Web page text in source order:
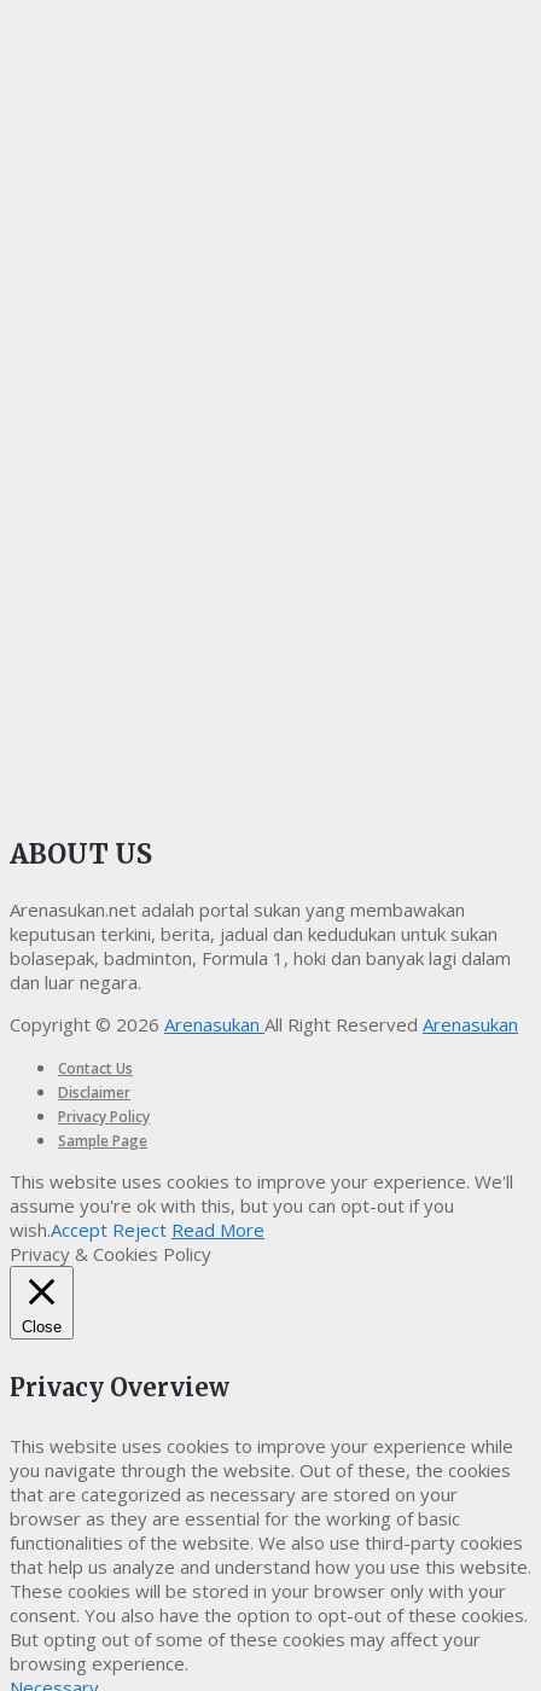
ABOUT US
Arenasukan.net adalah portal sukan yang membawakan
keputusan terkini, berita, jadual dan kedudukan untuk sukan
bolasepak, badminton, Formula 1, hoki dan banyak lagi dalam
dan luar negara.
Copyright © 2026 Arenasukan All Right Reserved Arenasukan
Contact Us
Disclaimer
Privacy Policy
Sample Page
This website uses cookies to improve your experience. We'll
assume you're ok with this, but you can opt-out if you
wish.Accept Reject Read More
Privacy & Cookies Policy
Close
Privacy Overview
This website uses cookies to improve your experience while
you navigate through the website. Out of these, the cookies
that are categorized as necessary are stored on your
browser as they are essential for the working of basic
functionalities of the website. We also use third-party cookies
that help us analyze and understand how you use this website.
These cookies will be stored in your browser only with your
consent. You also have the option to opt-out of these cookies.
But opting out of some of these cookies may affect your
browsing experience.